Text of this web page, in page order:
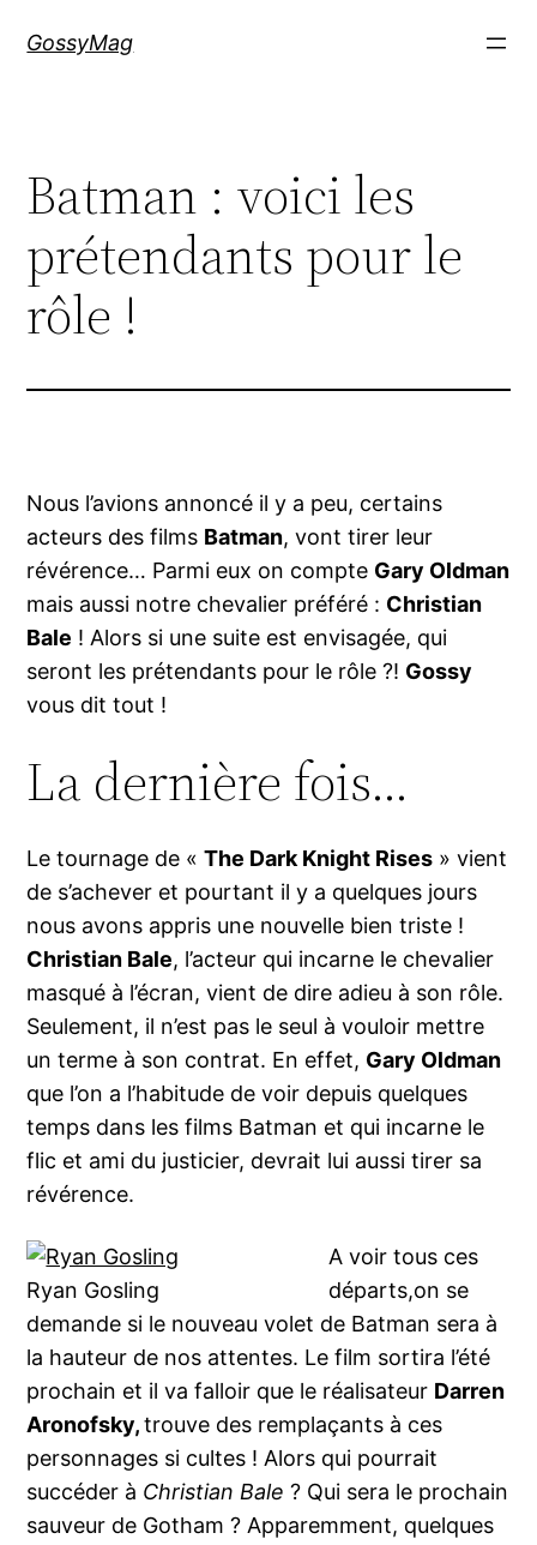
GossyMag
Batman : voici les
prétendants pour le
rôle !
Nous l’avions annoncé il y a peu, certains
acteurs des films Batman, vont tirer leur
révérence… Parmi eux on compte Gary Oldman
mais aussi notre chevalier préféré : Christian
Bale ! Alors si une suite est envisagée, qui
seront les prétendants pour le rôle ?! Gossy
vous dit tout !
La dernière fois…
Le tournage de «The Dark Knight Rises » vient
de s’achever et pourtant il y a quelques jours
nous avons appris une nouvelle bien triste !
Christian Bale, l’acteur qui incarne le chevalier
masqué à l’écran, vient de dire adieu à son rôle.
Seulement, il n’est pas le seul à vouloir mettre
un terme à son contrat. En effet, Gary Oldman
que l’on a l’habitude de voir depuis quelques
temps dans les films Batman et qui incarne le
flic et ami du justicier, devrait lui aussi tirer sa
révérence.
Ryan Gosling
A voir tous ces
départs,on se
demande si le nouveau volet de Batman sera à
la hauteur de nos attentes. Le film sortira l’été
prochain et il va falloir que le réalisateur Darren
Aronofsky,trouve des remplaçants à ces
personnages si cultes ! Alors qui pourrait
succéder à Christian Bale ? Qui sera le prochain
sauveur de Gotham ? Apparemment, quelques